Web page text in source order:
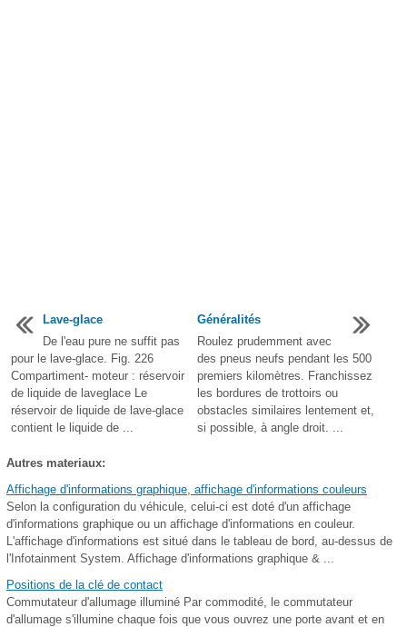
Lave-glace
De l'eau pure ne suffit pas
pour le lave-glace. Fig. 226
Compartiment- moteur : réservoir
de liquide de laveglace Le
réservoir de liquide de lave-glace
contient le liquide de ...
Généralités
Roulez prudemment avec
des pneus neufs pendant les 500
premiers kilomètres. Franchissez
les bordures de trottoirs ou
obstacles similaires lentement et,
si possible, à angle droit. ...
Autres materiaux:
Affichage d'informations graphique, affichage d'informations couleurs
Selon la configuration du véhicule, celui-ci est doté d'un affichage
d'informations graphique ou un affichage d'informations en couleur.
L'affichage d'informations est situé dans le tableau de bord, au-dessus de
l'Infotainment System. Affichage d'informations graphique & ...
Positions de la clé de contact
Commutateur d'allumage illuminé Par commodité, le commutateur
d'allumage s'illumine chaque fois que vous ouvrez une porte avant et en